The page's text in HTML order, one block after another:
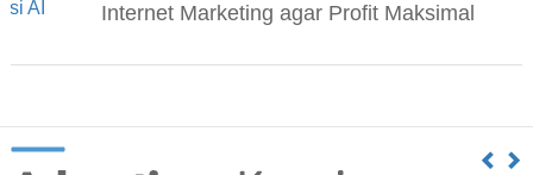
Internet Marketing agar Profit Maksimal